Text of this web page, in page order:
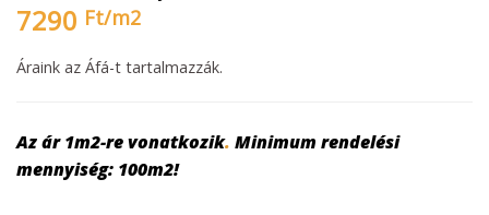
7290 Ft/m2
Áraink az Áfá-t tartalmazzák.
Az ár 1m2-re vonatkozik. Minimum rendelési
mennyiség: 100m2!